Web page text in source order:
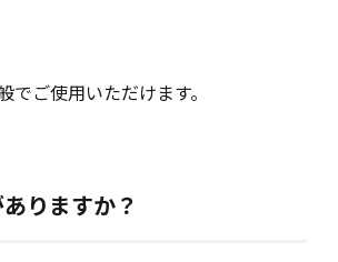
でご使用いただけます。
りますか？